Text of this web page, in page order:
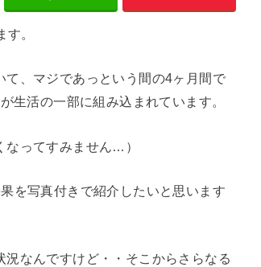
。
、マジであっという間の4ヶ月間で
生活の一部に組み込まれています。
なってすみません…）
を写真付きで紹介したいと思います
なんですけど・・そこからさらなる